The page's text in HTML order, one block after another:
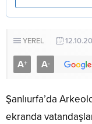
YEREL
A+ A-
Şanlıurfa’da
ekranda